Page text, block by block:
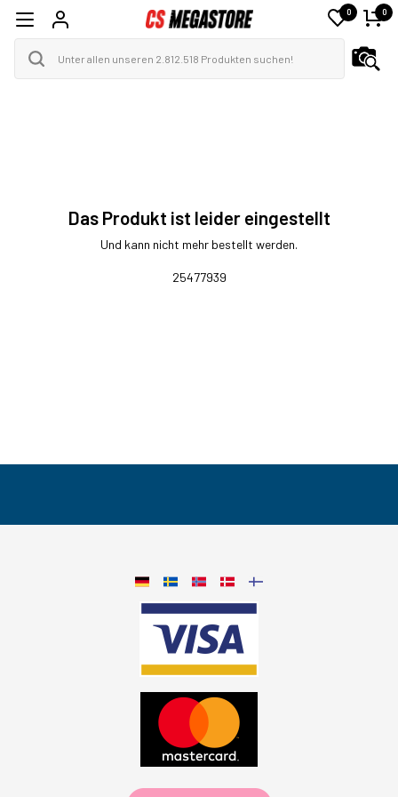
0 0
Das Produkt ist leider eingestellt
Und kann nicht mehr bestellt werden.
25477939